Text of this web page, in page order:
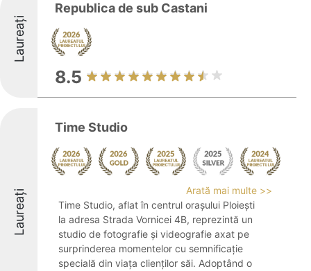
Laureați
Republica de sub Castani
8.5
Laureați
Time Studio
Arată mai multe >>
Time Studio, aflat în centrul orașului Ploiești
la adresa Strada Vornicei 4B, reprezintă un
studio de fotografie și videografie axat pe
surprinderea momentelor cu semnificație
specială din viața clienților săi. Adoptând o